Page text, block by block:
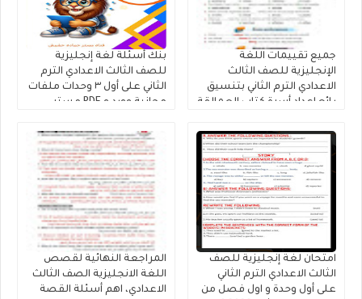
جميع تقييمات اللغة
الإنجليزية للصف الثالث
الاعدادي الترم الثاني بتنسيق
رائع إعداد أسرة كتاب العمالقة
بنك أسئلة لغة إنجليزية
للصف الثالث الاعدادي الترم
الثاني على أول ٣ وحدات ملفات
مجانية وورد و PDF مستر
امتحان لغة إنجليزية للصف
الثالث الاعدادي الترم الثاني
على أول وحدة و اول فصل من
المراجعة النهائية لقصص
اللغة الانجليزية الصف الثالث
الاعدادي، اهم أسئلة القصة